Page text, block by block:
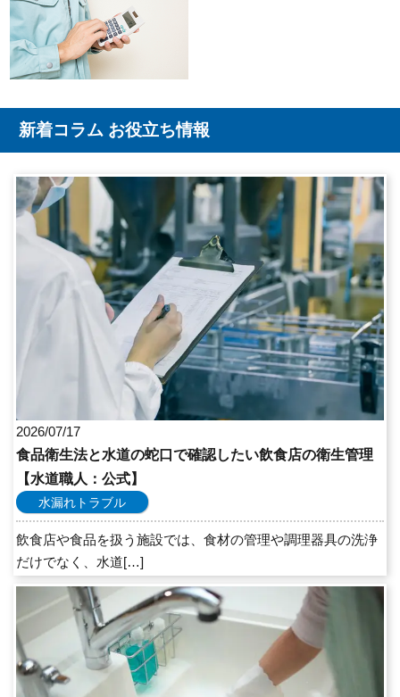
新着コラム お役立ち情報
2026/07/17
食品衛生法と水道の蛇口で確認したい飲食店の衛生管理
【水道職人：公式】
水漏れトラブル
飲食店や食品を扱う施設では、食材の管理や調理器具の洗浄
だけでなく、水道[…]